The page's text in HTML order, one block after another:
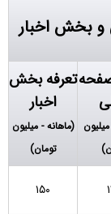
و بخش اخبار
تعرفه بخش
اخبار
(ماهانه - میلیون
تومان)
۱۵۰